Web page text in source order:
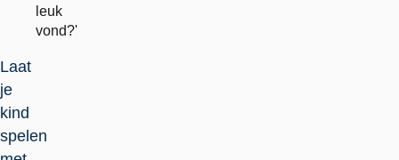
leuk
vond?'
Laat
je
kind
spelen